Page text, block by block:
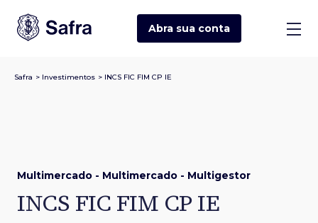
Abra sua conta
Safra > Investimentos > INCS FIC FIM CP IE
Multimercado - Multimercado - Multigestor
INCS FIC FIM CP IE